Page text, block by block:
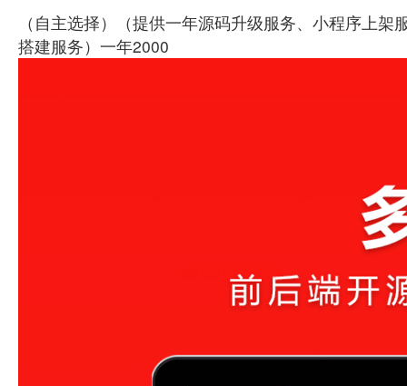
（自主选择）（提供一年源码升级服务、小程序上
搭建服务）一年2000